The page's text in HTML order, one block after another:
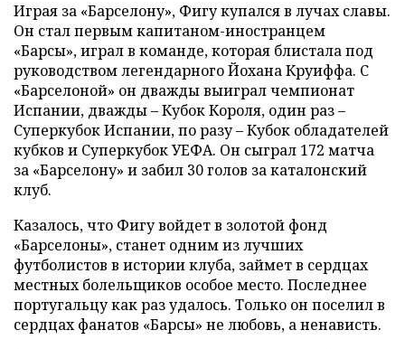
Играя за «Барселону», Фигу купался в лучах славы.
Он стал первым капитаном-иностранцем
«Барсы», играл в команде, которая блистала под
руководством легендарного Йохана Круиффа. С
«Барселоной» он дважды выиграл чемпионат
Испании, дважды – Кубок Короля, один раз –
Суперкубок Испании, по разу – Кубок обладателей
кубков и Суперкубок УЕФА. Он сыграл 172 матча
за «Барселону» и забил 30 голов за каталонский
клуб.
Казалось, что Фигу войдет в золотой фонд
«Барселоны», станет одним из лучших
футболистов в истории клуба, займет в сердцах
местных болельщиков особое место. Последнее
португальцу как раз удалось. Только он поселил в
сердцах фанатов «Барсы» не любовь, а ненависть.